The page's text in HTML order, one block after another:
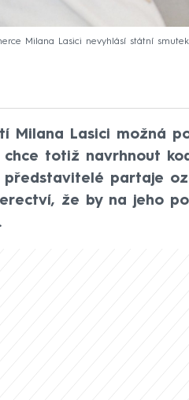
Milana Lasici nevyhlásí státní
Milana Lasici možná
chce totiž navrhnout
představitelé partaje
že by na jeho